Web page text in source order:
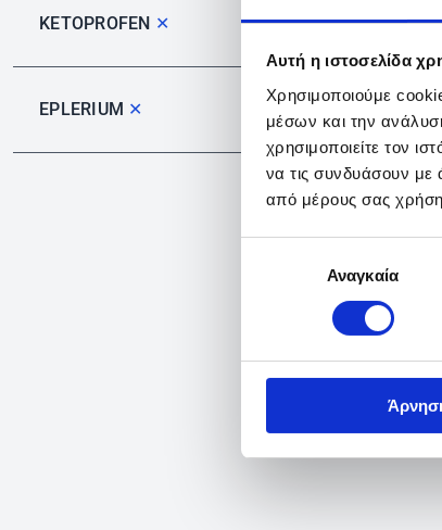
Αυτή η ιστοσελίδα
Χρησιμοποιούμε
μέσων και την
χρησιμοποιείτε τον
να τις συνδυάσουν με
από μέρους σας
συγκατάθεσηςΑναγκαία
KETOPROFEN ✕
EPLERIUM ✕